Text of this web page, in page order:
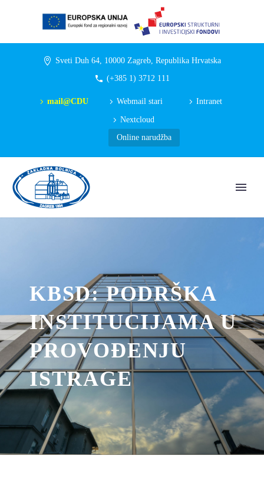
Sveti Duh 64, 10000 Zagreb, Republika Hrvatska
(+385 1) 3712 111
mail@CDU Webmail stari Intranet
Nextcloud
Online narudžba
KBSD: PODRŠKA
INSTITUCIJAMA U
PROVOĐENJU
ISTRAGE